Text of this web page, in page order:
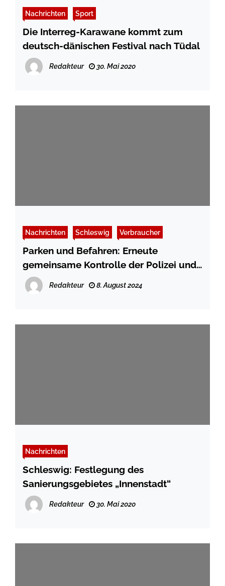
Nachrichten Sport
Die Interreg-Karawane kommt zum
deutsch-dänischen Festival nach Tüdal
Redakteur 30. Mai 2020
Nachrichten Schleswig Verbraucher
Parken und Befahren: Erneute
gemeinsame Kontrolle der Polizei und
des KOD im Stadtweg
Redakteur 8. August 2024
Nachrichten
Schleswig: Festlegung des
Sanierungsgebietes „Innenstadt“
Redakteur 30. Mai 2020